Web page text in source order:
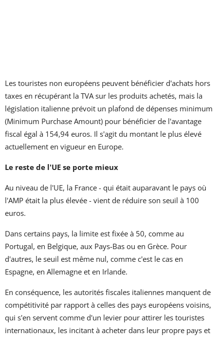
Les touristes non européens peuvent bénéficier d'achats hors
taxes en récupérant la TVA sur les produits achetés, mais la
législation italienne prévoit un plafond de dépenses minimum
(Minimum Purchase Amount) pour bénéficier de l'avantage
fiscal égal à 154,94 euros. Il s'agit du montant le plus élevé
actuellement en vigueur en Europe.
Le reste de l'UE se porte mieux
Au niveau de l'UE, la France - qui était auparavant le pays où
l'AMP était la plus élevée - vient de réduire son seuil à 100
euros.
Dans certains pays, la limite est fixée à 50, comme au
Portugal, en Belgique, aux Pays-Bas ou en Grèce. Pour
d'autres, le seuil est même nul, comme c'est le cas en
Espagne, en Allemagne et en Irlande.
En conséquence, les autorités fiscales italiennes manquent de
compétitivité par rapport à celles des pays européens voisins,
qui s'en servent comme d'un levier pour attirer les touristes
internationaux, les incitant à acheter dans leur propre pays et